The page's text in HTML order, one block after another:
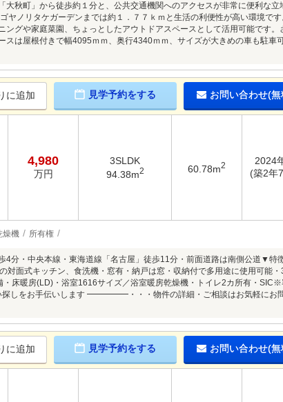
秋町」から徒歩約１分と、公共交通機関へのアクセスが非常に便利な立
ノリタケガーデンまでは約１．７７ｋｍと生活の利便性が高い環境です
グや家庭菜園、ちょっとしたアウトドアスペースとして活用可能です。
スは屋根付きで幅4095ｍｍ、奥行4340ｍｍ、サイズが大きめの車も駐車
に追加 見学予約をする お問い合わせ(無
4,980
万円
3SLDK
94.38m2 60.78m2
2024
(築2年
燥機 所有権
分・中央本線・東海道線「名古屋」徒歩11分・前面道路は南側公道▼特
対面式キッチン、食洗機・窓有・納戸は窓・収納付で多用途に使用可能・
床暖房(LD)・浴室1616サイズ／浴室暖房乾燥機・トイレ2カ所有・
探しをお手伝いします ━━━━━・・・物件の詳細・ご相談はお気軽にお
に追加 見学予約をする お問い合わせ(無